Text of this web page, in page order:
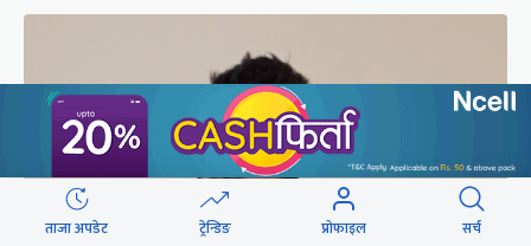
ताजा अपडेट ट्रेन्डिङ प्रोफाइल सर्च